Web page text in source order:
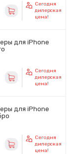
Сегодня
дилерская
цена!
для iPhone
Сегодня
дилерская
цена!
для iPhone
Сегодня
дилерская
цена!